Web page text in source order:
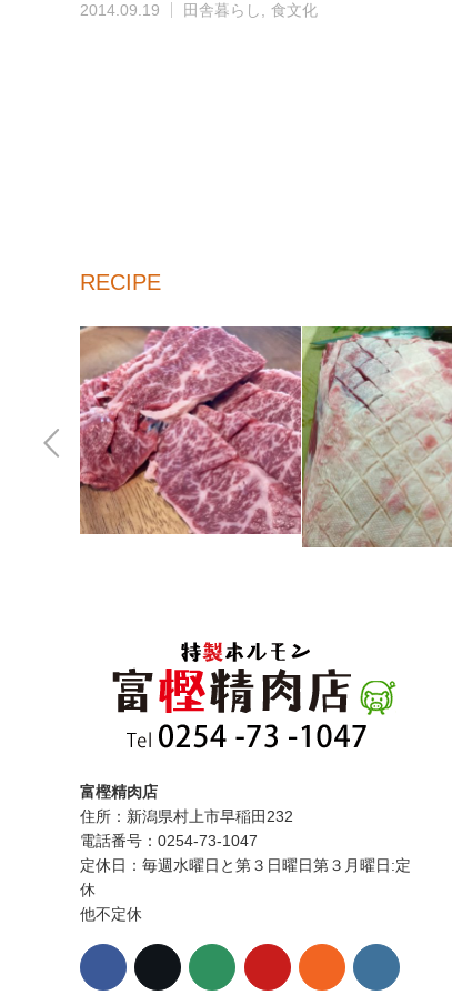
2014.09.19 田舎暮らし 食文化
RECIPE
富樫精肉店
住所：新潟県村上市早稲田232
電話番号：0254-73-1047
定休日：毎週水曜日と第３日曜日第３月曜日:定
休
他不定休